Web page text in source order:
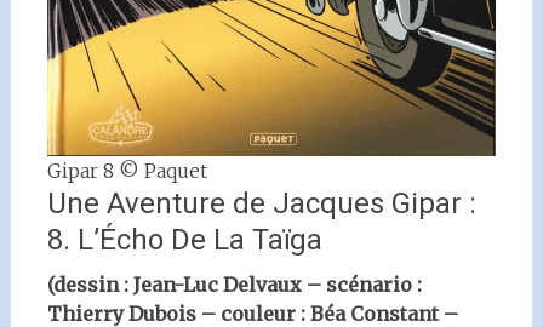
Gipar 8 © Paquet
Une Aventure de Jacques Gipar :
8. L’Écho De La Taïga
(dessin : Jean-Luc Delvaux – scénario :
Thierry Dubois – couleur : Béa Constant –